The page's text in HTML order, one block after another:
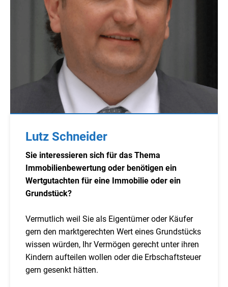
Lutz Schneider
Sie interessieren sich für das Thema
Immobilienbewertung oder benötigen ein
Wertgutachten für eine Immobilie oder ein
Grundstück?
Vermutlich weil Sie als Eigentümer oder Käufer
gern den marktgerechten Wert eines Grundstücks
wissen würden, Ihr Vermögen gerecht unter ihren
Kindern aufteilen wollen oder die Erbschaftsteuer
gern gesenkt hätten.